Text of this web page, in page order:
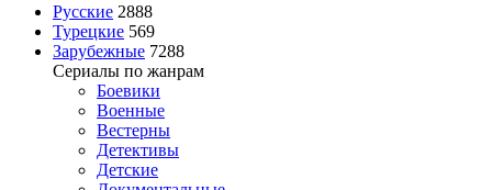
Русские 2888
Турецкие 569
Зарубежные 7288
Сериалы по жанрам
Боевики
Военные
Вестерны
Детективы
Детские